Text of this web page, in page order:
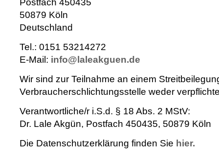
Postfach 450435
50879 Köln
Deutschland
Tel.: 0151 53214272
E-Mail: info@laleakguen.de
Wir sind zur Teilnahme an einem
Verbraucherschlichtungsstelle weder
Verantwortliche/r i.S.d. § 18 Abs. 2 MStV:
Dr. Lale Akgün, Postfach 450435, 50879 Köln
Die Datenschutzerklärung finden Sie hier.